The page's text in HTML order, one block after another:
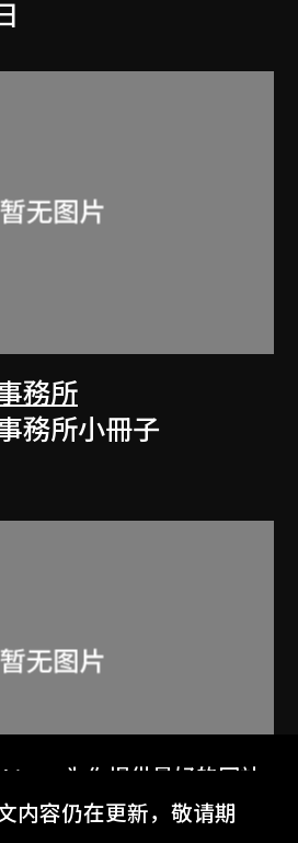
務所
務所小冊子
」为你提供最好的网站
内容仍在更新，敬请期